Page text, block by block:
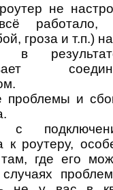
не
работало,
гроза и т.п.)
в
проблемы и
с
к роутеру,
там, где его
случаях